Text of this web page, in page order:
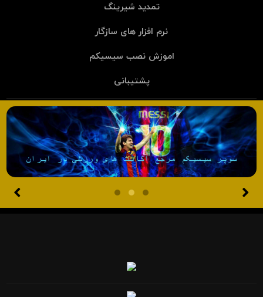
تمدید شیرینگ
نرم افزار های سازگار
اموزش نصب سیسیکم
پشتیبانی